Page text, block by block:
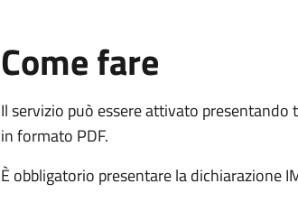
Come fare
Il servizio può essere attivato
in formato PDF.
È obbligatorio presentare la dichiarazione